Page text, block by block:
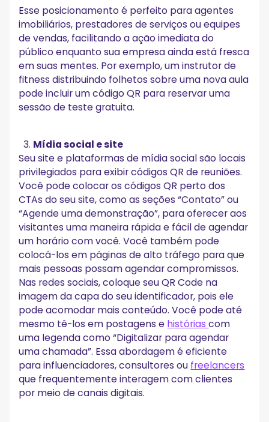
Esse posicionamento é perfeito para agentes
imobiliários, prestadores de serviços ou equipes
de vendas, facilitando a ação imediata do
público enquanto sua empresa ainda está fresca
em suas mentes. Por exemplo, um instrutor de
fitness distribuindo folhetos sobre uma nova aula
pode incluir um código QR para reservar uma
sessão de teste gratuita.
Mídia social e site
Seu site e plataformas de mídia social são locais
privilegiados para exibir códigos QR de reuniões.
Você pode colocar os códigos QR perto dos
CTAs do seu site, como as seções “Contato” ou
“Agende uma demonstração”, para oferecer aos
visitantes uma maneira rápida e fácil de agendar
um horário com você. Você também pode
colocá-los em páginas de alto tráfego para que
mais pessoas possam agendar compromissos.
Nas redes sociais, coloque seu QR Code na
imagem da capa do seu identificador, pois ele
pode acomodar mais conteúdo. Você pode até
mesmo tê-los em postagens e históriascom
uma legenda como “Digitalizar para agendar
uma chamada”. Essa abordagem é eficiente
para influenciadores, consultores ou freelancers
que frequentemente interagem com clientes
por meio de canais digitais.